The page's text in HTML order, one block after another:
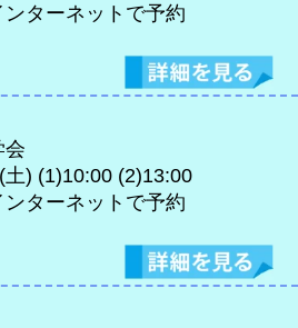
ターネットで予約
会
土) (1)10:00 (2)13:00
ターネットで予約